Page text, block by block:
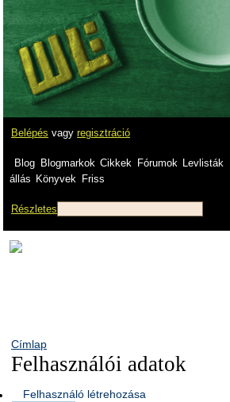
Belépés vagy regisztráció
Blog Blogmarkok Cikkek Fórumok Levlisták
állás Könyvek Friss
Részletes
Címlap
Felhasználói adatok
Felhasználó létrehozása